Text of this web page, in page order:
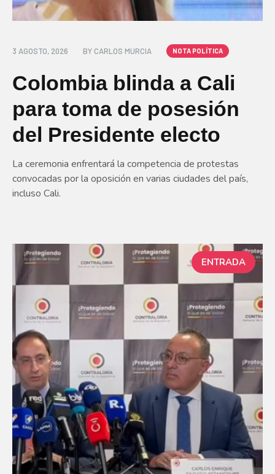
3 AGOSTO, 2026 BY CARLOS MURCIA NOTA POLÍTICA
Colombia blinda a Cali
para toma de posesión
del Presidente electo
La ceremonia enfrentará la competencia de protestas
convocadas por la oposición en varias ciudades del país,
incluso Cali.
ENTRADA